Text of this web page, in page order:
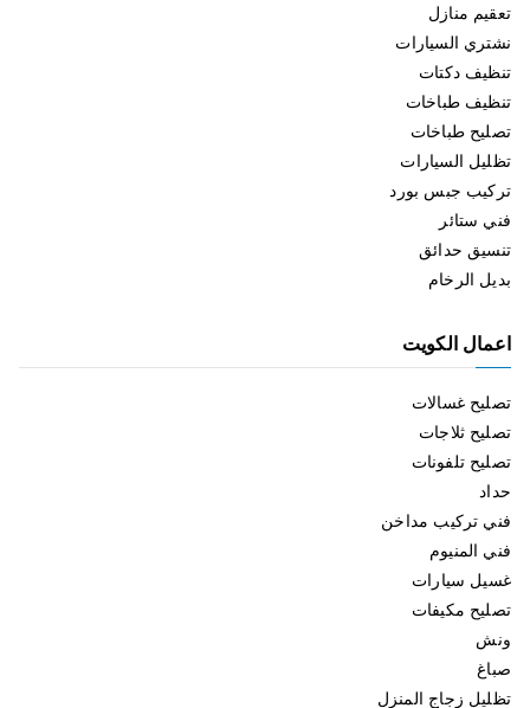
تعقيم منازل
نشتري السيارات
تنظيف دكتات
تنظيف طباخات
تصليح طباخات
تظليل السيارات
تركيب جبس بورد
فني ستائر
تنسيق حدائق
بديل الرخام
اعمال الكويت
تصليح غسالات
تصليح ثلاجات
تصليح تلفونات
حداد
فني تركيب مداخن
فني المنيوم
غسيل سيارات
تصليح مكيفات
ونش
صباغ
تظليل زجاج المنزل